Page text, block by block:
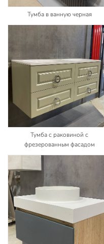
Тумба в ванную черная
Тумба с раковиной с
фрезерованным фасадом